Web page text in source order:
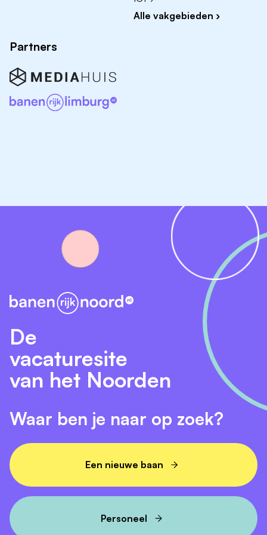
Alle vakgebieden ›
Partners
De
vacaturesite
van het Noorden
Waar ben je naar op zoek?
Een nieuwe baan
Personeel